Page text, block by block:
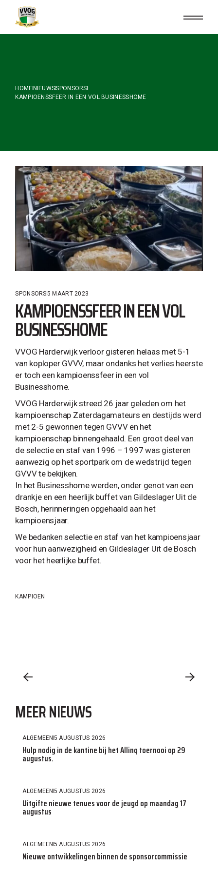
content
HOME NIEUWSSPONSORS
KAMPIOENSSFEER IN EEN VOL BUSINESSHOME
SPONSORS5 MAART 2023
KAMPIOENSSFEER IN EEN VOL
BUSINESSHOME
VVOG Harderwijk verloor gisteren helaas met 5-1
van koploper GVVV, maar ondanks het verlies heerste
er toch een kampioenssfeer in een vol
Businesshome.
VVOG Harderwijk streed 26 jaar geleden om het
kampioenschap Zaterdagamateurs en destijds werd
met 2-5 gewonnen tegen GVVV en het
kampioenschap binnengehaald. Een groot deel van
de selectie en staf van 1996 – 1997 was gisteren
aanwezig op het sportpark om de wedstrijd tegen
GVVV te bekijken.
In het Businesshome werden, onder genot van een
drankje en een heerlijk buffet van Gildeslager Uit de
Bosch, herinneringen opgehaald aan het
kampioensjaar.
We bedanken selectie en staf van het kampioensjaar
voor hun aanwezigheid en Gildeslager Uit de Bosch
voor het heerlijke buffet.
KAMPIOEN
MEER NIEUWS
ALGEMEEN5 AUGUSTUS 2026
Hulp nodig in de kantine bij het Allinq toernooi op 29
augustus.
ALGEMEEN5 AUGUSTUS 2026
Uitgifte nieuwe tenues voor de jeugd op maandag 17
augustus
ALGEMEEN5 AUGUSTUS 2026
Nieuwe ontwikkelingen binnen de sponsorcommissie